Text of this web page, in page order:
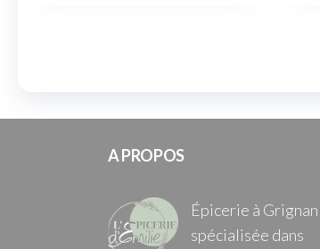
A PROPOS
Épicerie à Grignan
spécialisée dans